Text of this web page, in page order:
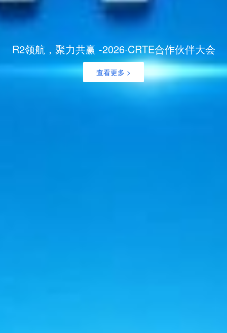
R2领航，聚力共赢 -2026·CRTE合作伙伴大会
查看更多 >